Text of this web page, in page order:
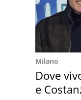
Milano
Dove
e